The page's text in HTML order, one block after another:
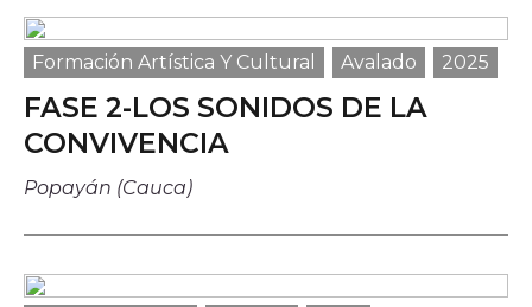
Formación Artística Y Cultural Avalado 2025
FASE 2-LOS SONIDOS DE LA
CONVIVENCIA
Popayán (Cauca)